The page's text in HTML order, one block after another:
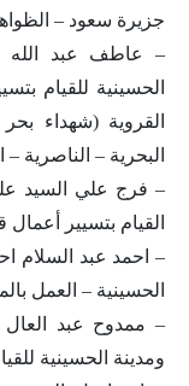
جزيرة سعود –
– عاطف عبد الله
الحسينية للقيام
القروية (شهداء
البحرية – الناصرية
– فرج علي السيد علي
القيام بتسيير
– احمد عبد السلام
الحسينية – العمل
– ممدوح عبد
ومدينة الحسينية